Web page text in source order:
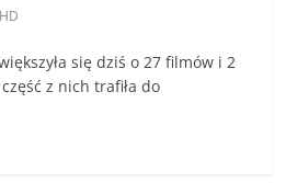
się dziś o 27 filmów i 2
z nich trafiła do